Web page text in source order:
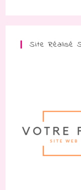
Site Réalisé